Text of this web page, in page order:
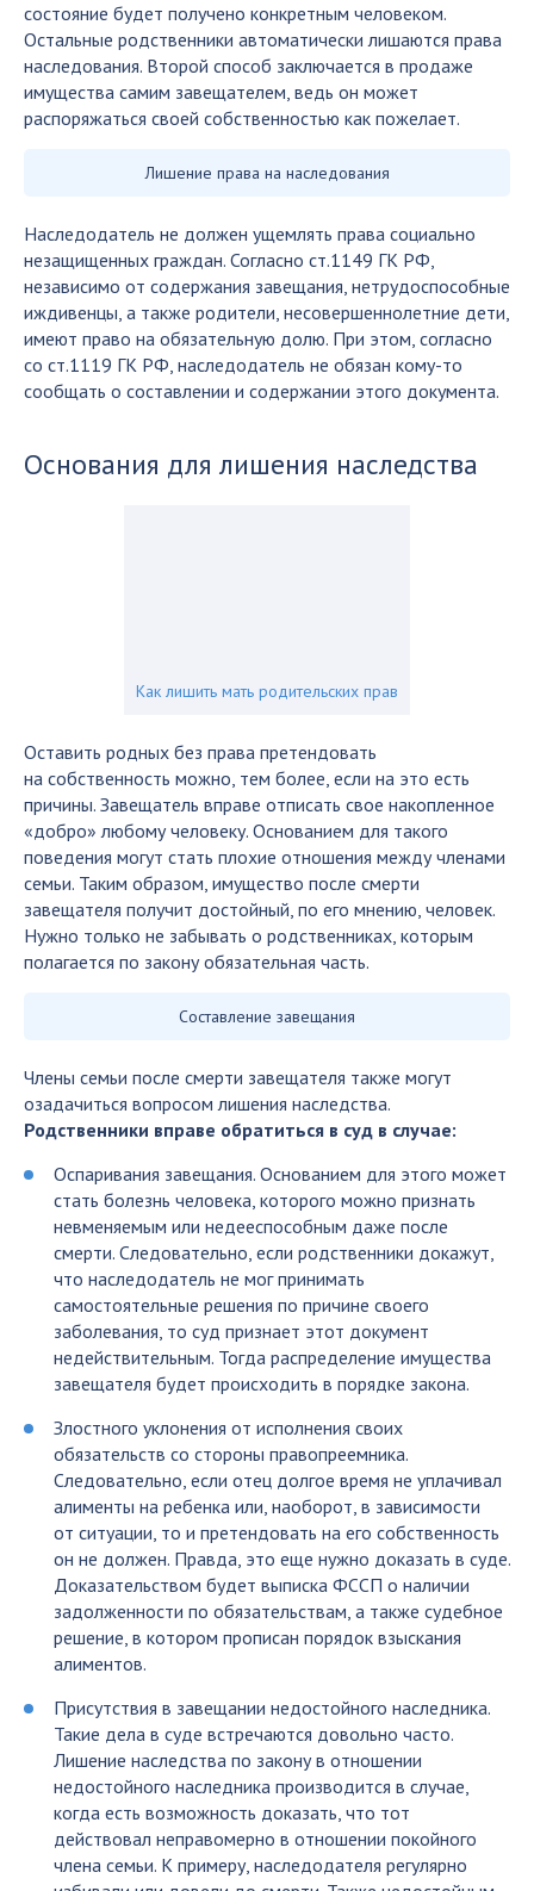
состояние будет получено конкретным человеком.
Остальные родственники автоматически лишаются права
наследования. Второй способ заключается в продаже
имущества самим завещателем, ведь он может
распоряжаться своей собственностью как пожелает.
Лишение права на наследования
Наследодатель не должен ущемлять права социально
незащищенных граждан. Согласно ст.1149 ГК РФ,
независимо от содержания завещания, нетрудоспособные
иждивенцы, а также родители, несовершеннолетние дети,
имеют право на обязательную долю. При этом, согласно
со ст.1119 ГК РФ, наследодатель не обязан кому-то
сообщать о составлении и содержании этого документа.
Основания для лишения наследства
Как лишить мать родительских прав
Оставить родных без права претендовать
на собственность можно, тем более, если на это есть
причины. Завещатель вправе отписать свое накопленное
«добро» любому человеку. Основанием для такого
поведения могут стать плохие отношения между членами
семьи. Таким образом, имущество после смерти
завещателя получит достойный, по его мнению, человек.
Нужно только не забывать о родственниках, которым
полагается по закону обязательная часть.
Составление завещания
Члены семьи после смерти завещателя также могут
озадачиться вопросом лишения наследства.
Родственники вправе обратиться в суд в случае:
Оспаривания завещания. Основанием для этого может
стать болезнь человека, которого можно признать
невменяемым или недееспособным даже после
смерти. Следовательно, если родственники докажут,
что наследодатель не мог принимать
самостоятельные решения по причине своего
заболевания, то суд признает этот документ
недействительным. Тогда распределение имущества
завещателя будет происходить в порядке закона.
Злостного уклонения от исполнения своих
обязательств со стороны правопреемника.
Следовательно, если отец долгое время не уплачивал
алименты на ребенка или, наоборот, в зависимости
от ситуации, то и претендовать на его собственность
он не должен. Правда, это еще нужно доказать в суде.
Доказательством будет выписка ФССП о наличии
задолженности по обязательствам, а также судебное
решение, в котором прописан порядок взыскания
алиментов.
Присутствия в завещании недостойного наследника.
Такие дела в суде встречаются довольно часто.
Лишение наследства по закону в отношении
недостойного наследника производится в случае,
когда есть возможность доказать, что тот
действовал неправомерно в отношении покойного
члена семьи. К примеру, наследодателя регулярно